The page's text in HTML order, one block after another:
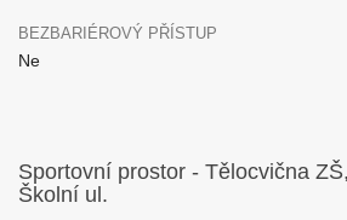
BEZBARIÉROVÝ PŘÍSTUP
Ne
Sportovní prostor - Tělocvična
Školní ul.